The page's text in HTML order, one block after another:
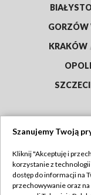
GORZÓW
KRAKÓW
Abonament TVP
Szanujemy Twoją
Kliknij "Akceptuję i
korzystanie z
dostęp do informacji na
przechowywanie oraz